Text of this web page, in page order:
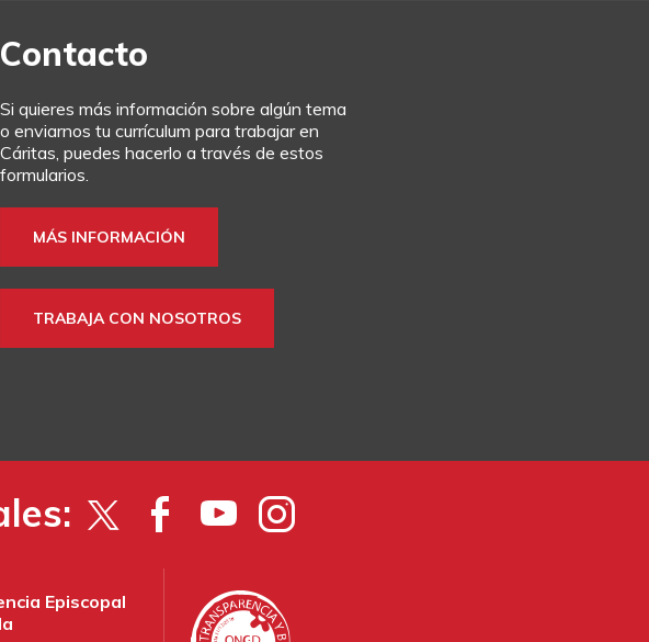
Contacto
Si quieres más información sobre algún tema
o enviarnos tu currículum para trabajar en
Cáritas, puedes hacerlo a través de estos
formularios.
MÁS INFORMACIÓN
TRABAJA CON NOSOTROS
Episcopal